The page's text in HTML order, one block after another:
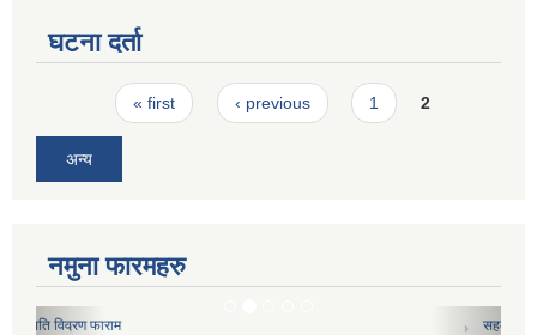
घटना दर्ता
Pages« first ‹ previous 1 2
अन्य
नमुना फारमहरु
सहकारी संस्थाहरुको मासिक कार्य विवरण फारामको नमुना